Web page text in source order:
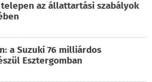
az állattartási szabályok
a Suzuki 76 milliárdos
Esztergomban